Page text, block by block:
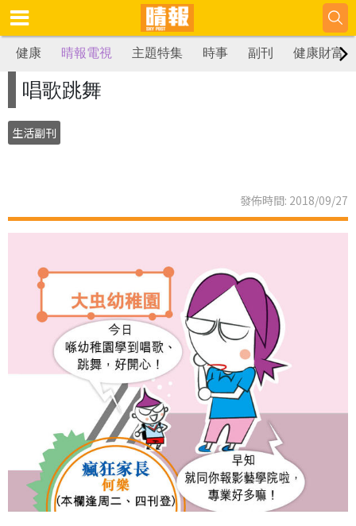
健康 晴報電視 主題特集 時事 副刊 健康財富
唱歌跳舞
生活副刊
發佈時間: 2018/09/27